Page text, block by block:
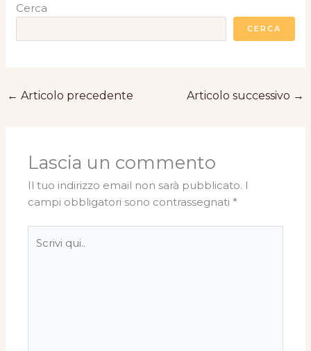
Cerca
CERCA
← Articolo precedente Articolo successivo →
Lascia un commento
Il tuo indirizzo email non sarà pubblicato. I
campi obbligatori sono contrassegnati *
qui..